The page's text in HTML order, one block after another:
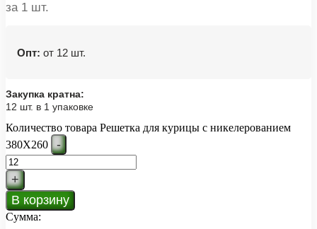
за 1 шт.
Опт: от 12 шт.
Закупка кратна:
12 шт. в 1 упаковке
Количество товара Решетка для курицы с никелерованием
380Х260
-
+
В корзину
Сумма: